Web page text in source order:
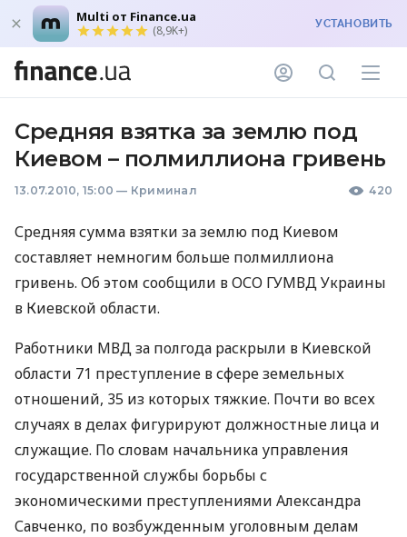
Multi от Finance.ua
(8,9K+) УСТАНОВИТЬ
Средняя взятка за землю под
Киевом – полмиллиона гривень
13.07.2010, 15:00 — Криминал 420
Средняя сумма взятки за землю под Киевом
составляет немногим больше полмиллиона
гривень. Об этом сообщили в ОСО ГУМВД Украины
в Киевской области.
Работники МВД за полгода раскрыли в Киевской
области 71 преступление в сфере земельных
отношений, 35 из которых тяжкие. Почти во всех
случаях в делах фигурируют должностные лица и
служащие. По словам начальника управления
государственной службы борьбы с
экономическими преступлениями Александра
Савченко, по возбужденным уголовным делам